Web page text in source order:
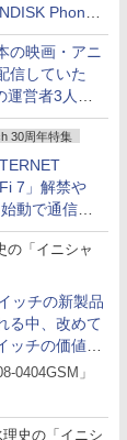
Phone
」発売
の映画・アニ
信していた
運営者3人を
30周年特集
7」解禁や
動で通信が
の行動制限も
の「イニシャ
ッチの新製品
る中、改めて
ッチの価値を
0404GSM」
理史の「イニシ